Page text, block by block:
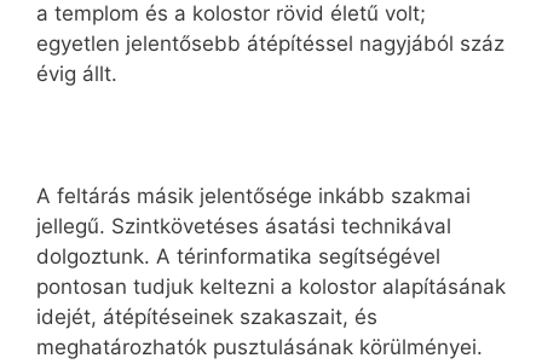
a templom és a kolostor rövid életű volt;
egyetlen jelentősebb átépítéssel nagyjából száz
évig állt.
A feltárás másik jelentősége inkább szakmai
jellegű. Szintkövetéses ásatási technikával
dolgoztunk. A térinformatika segítségével
pontosan tudjuk keltezni a kolostor alapításának
idejét, átépítéseinek szakaszait, és
meghatározhatók pusztulásának körülményei.